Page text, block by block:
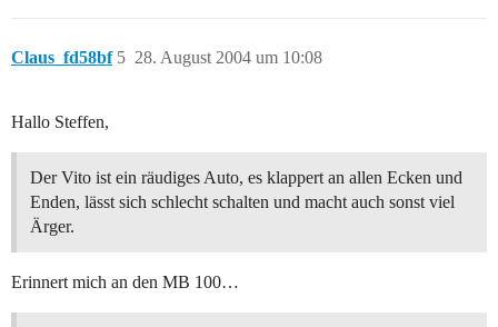
Claus_fd58bf 28. August 2004 um 10:08
5
Hallo Steffen,
Der Vito ist ein räudiges Auto, es klappert an allen Ecken und
Enden, lässt sich schlecht schalten und macht auch sonst viel
Ärger.
Erinnert mich an den MB 100…